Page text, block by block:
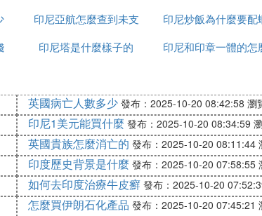
甜蜜幸福。結婚四年時間，兩人依然恩愛如
也不高。只要你能幫助她合法地來到中國結
灘、奢華別墅，再加上專業的婚禮舉指策劃
巴厘島婚禮根據場地可分為教堂婚禮、別墅
正態配體事宜才能算出費用，大概就是以上
受騙
印尼亞航怎麼查到未支
付訂單
印尼炒飯為什麼要配
片
印尼塔是什麼樣子的
印尼和印章一體的怎
英國病亡人數多少 發布：2025-10-20 08:42:58 瀏
印尼1美元能買什麼 發布：2025-10-20 08:34:59
英國貴族怎麼消亡的 發布：2025-10-20 08:11:44
印度歷史背景是什麼 發布：2025-10-20 07:58:55
如何去印度治療牛皮癬 發布：2025-10-20
怎麼買伊朗石化產品 發布：2025-10-20 07:45:21